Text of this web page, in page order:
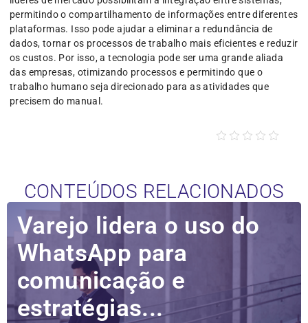
permitindo o compartilhamento de informações entre diferentes
plataformas. Isso pode ajudar a eliminar a redundância de
dados, tornar os processos de trabalho mais eficientes e reduzir
os custos. Por isso, a tecnologia pode ser uma grande aliada
das empresas, otimizando processos e permitindo que o
trabalho humano seja direcionado para as atividades que
precisem do manual.
CONTEÚDOS RELACIONADOS
Varejo lidera o uso do
WhatsApp para
comunicação e
estratégias...